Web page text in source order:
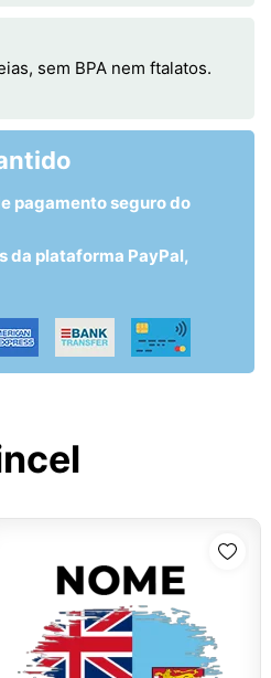
sem BPA nem ftalatos.
pagamento seguro do
da plataforma PayPal,